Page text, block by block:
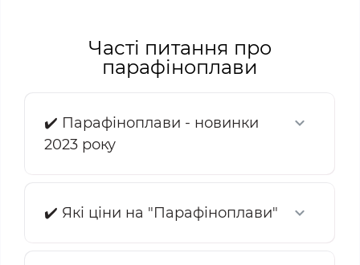
Часті питання про
парафіноплави
✔️ Парафіноплави - новинки
2023 року
✔️ Які ціни на "Парафіноплави"